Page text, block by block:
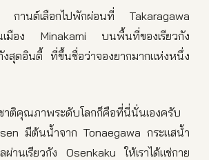
กานต์เลือกไปพักผ่อนที่ Takaragawa
มือง Minakami บนพื้นที่ของเรียวกัง
งสุดอินดี้ ที่ขึ้นชื่อว่าจองยากมากแห่งหนึ่ง
ติคุณภาพระดับโลกก็คือที่นี่นั่นเองครับ
มีต้นน้ำจาก Tonaegawa กระแสน้ำ
ผ่านเรียวกัง Osenkaku ให้เราได้แช่กาย